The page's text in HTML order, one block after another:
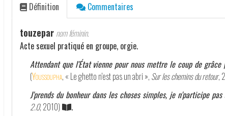
Définition Commentaires
touzepar nom féminin.
Acte sexuel pratiqué en groupe, orgie.
Attendant que l'État vienne pour nous mettre le coup de
(Youssoupha, « Le ghetto n'est pas un abri », Sur les chemins du retour,
J'prends du bonheur dans les choses simples, je n'participe
2.0, 2010)
.